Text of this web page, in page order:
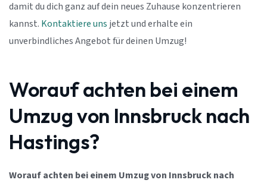
damit du dich ganz auf dein neues Zuhause konzentrieren
kannst. Kontaktiere uns jetzt und erhalte ein
unverbindliches Angebot für deinen Umzug!
Worauf achten bei einem
Umzug von Innsbruck nach
Hastings?
Worauf achten bei einem Umzug von Innsbruck nach